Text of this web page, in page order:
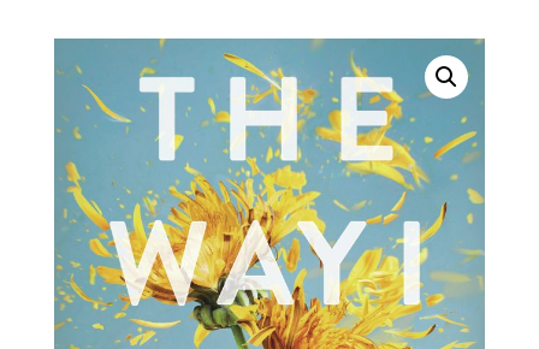
FORMAT
LITTERATURE/GALLIMARD
JEUNE/